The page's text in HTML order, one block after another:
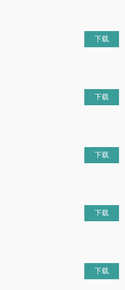
下载
下载
下载
下载
下载